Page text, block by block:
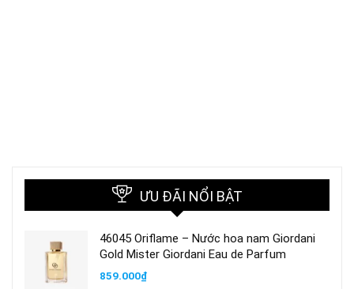
ƯU ĐÃI NỔI BẬT
46045 Oriflame – Nước hoa nam Giordani
Gold Mister Giordani Eau de Parfum
859.000₫